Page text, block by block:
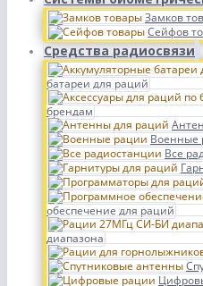
Замков
Сейфов
Средства радиосвязи
батареи для раций
брендам
Военные
Все
обеспечение для раций
диапазона